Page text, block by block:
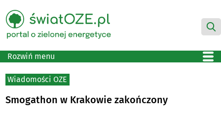
Rozwiń menu
Wiadomości OZE
Smogathon w Krakowie zakończony